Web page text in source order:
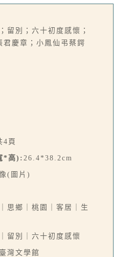
留別；六十初度感懷；
君慶章；小鳳仙弔蔡鍔
4頁
*高): 26.4*38.2cm
(圖片)
思鄉｜桃園｜客居｜生
留別｜六十初度感懷
灣文學館